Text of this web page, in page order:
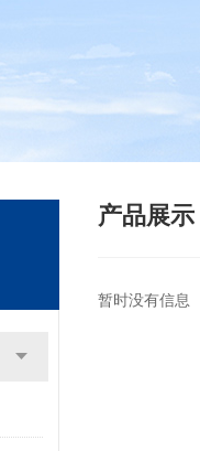
产品展示
暂时没有信息